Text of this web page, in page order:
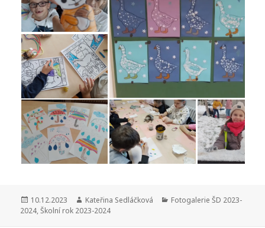
Publikováno:
10.12.2023 Autor:
Kateřina Sedláčková Rubriky:
Fotogalerie ŠD 2023-
2024,Školní rok 2023-2024